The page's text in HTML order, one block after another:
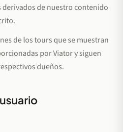
de nuestro contenido
de los tours que se muestran
por Viator y siguen
dueños.